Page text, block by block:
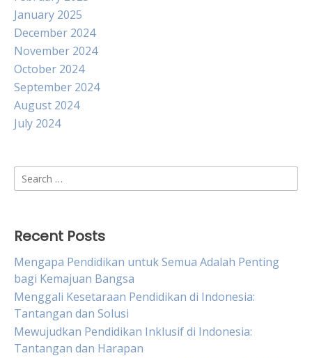
January 2025
December 2024
November 2024
October 2024
September 2024
August 2024
July 2024
Search
for:
Recent Posts
Mengapa Pendidikan untuk Semua Adalah Penting
bagi Kemajuan Bangsa
Menggali Kesetaraan Pendidikan di Indonesia:
Tantangan dan Solusi
Mewujudkan Pendidikan Inklusif di Indonesia:
Tantangan dan Harapan